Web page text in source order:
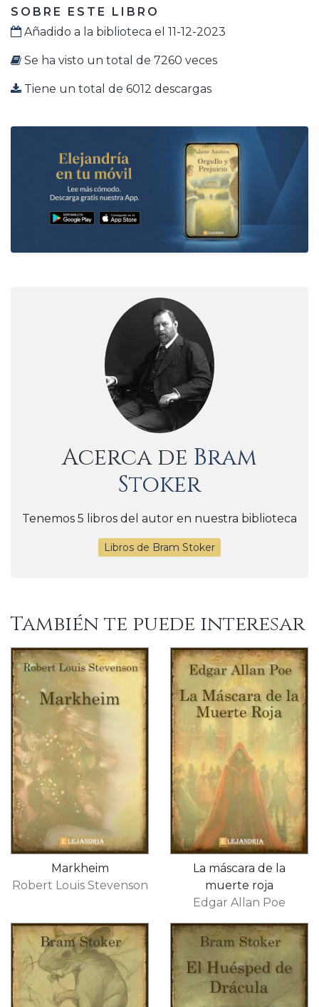
SOBRE ESTE LIBRO
Añadido a la biblioteca el 11-12-2023
Se ha visto un total de 7260 veces
Tiene un total de 6012 descargas
Acerca de Bram
Stoker
Tenemos 5 libros del autor en nuestra biblioteca
Libros de Bram Stoker
También te puede interesar
Markheim
Robert Louis Stevenson
La máscara de la
muerte roja
Edgar Allan Poe